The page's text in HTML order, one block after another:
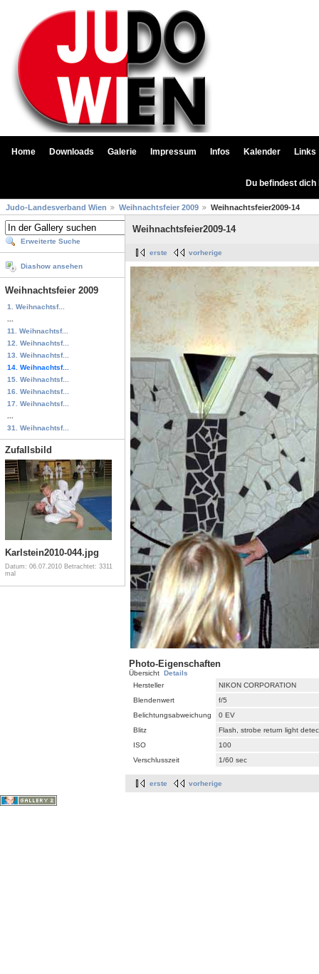
Home Downloads Galerie Impressum Infos Kalender Links
Du befindest
Judo-Landesverband Wien Weihnachtsfeier 2009 Weihnachtsfeier2009-14
Erweiterte Suche
Diashow ansehen
Weihnachtsfeier 2009
1. Weihnachtsf...
11. Weihnachtsf...
12. Weihnachtsf...
13. Weihnachtsf...
14. Weihnachtsf...
15. Weihnachtsf...
16. Weihnachtsf...
17. Weihnachtsf...
31. Weihnachtsf...
Zufallsbild
Karlstein2010-044.jpg
Datum: 06.07.2010 Betrachtet: 3311
mal
Weihnachtsfeier2009-14
erste vorherige
Photo-Eigenschaften
Übersicht Details
Hersteller
NIKON CORPORATION
Blendenwert
f/5
Belichtungsabweichung
0 EV
Blitz
Flash, strobe return light
ISO
100
Verschlusszeit
1/60 sec
erste vorherige